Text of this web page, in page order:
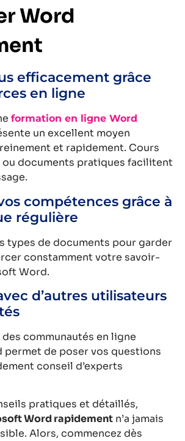
Word
efficacement grâce
en ligne
formation en ligne Word
un excellent moyen
et rapidement. Cours
documents pratiques facilitent
compétences grâce à
régulière
types de documents pour garder
constamment votre savoir-
Word.
d’autres utilisateurs
communautés en ligne
permet de poser vos questions
conseil d’experts
pratiques et détaillés,
Word rapidement n’a jamais
Alors, commencez dès